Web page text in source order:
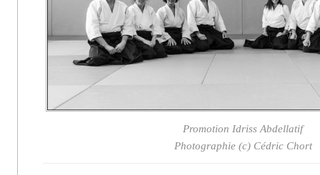
Promotion Idriss Abdellatif
Photographie (c) Cédric Chort